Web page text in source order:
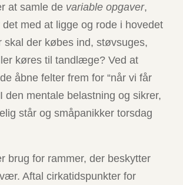
at samle de variable opgaver,
med at ligge og rode i hovedet
skal der købes ind, støvsuges,
køres til tandlæge? Ved at
åbne felter frem for “når vi får
den mentale belastning og sikrer,
står og småpanikker torsdag
brug for rammer, der beskytter
Aftal cirka­tidspunkter for